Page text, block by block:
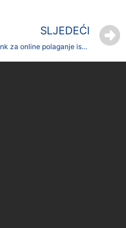
SLJEDEĆI
Link za online polaganje ispita kod doc. dr.sc. Katarine Šimić